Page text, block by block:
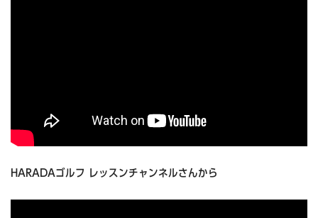
HARADAゴルフ レッスンチャンネルさんから